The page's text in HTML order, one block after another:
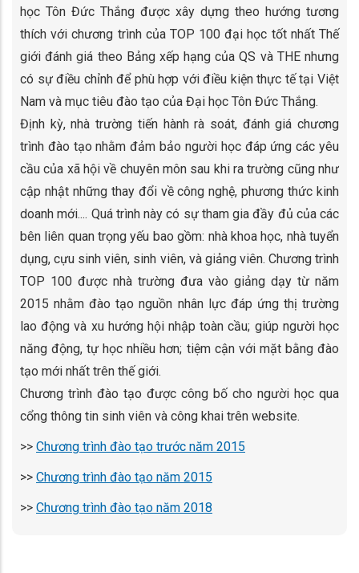
học Tôn Đức Thắng được xây dựng theo hướng tương
thích với chương trình của TOP 100 đại học tốt nhất Thế
giới đánh giá theo Bảng xếp hạng của QS và THE nhưng
có sự điều chỉnh để phù hợp với điều kiện thực tế tại Việt
Nam và mục tiêu đào tạo của Đại học Tôn Đức Thắng.
Định kỳ, nhà trường tiến hành rà soát, đánh giá chương
trình đào tạo nhằm đảm bảo người học đáp ứng các yêu
cầu của xã hội về chuyên môn sau khi ra trường cũng như
cập nhật những thay đổi về công nghệ, phương thức kinh
doanh mới.... Quá trình này có sự tham gia đầy đủ của các
bên liên quan trọng yếu bao gồm: nhà khoa học, nhà tuyển
dụng, cựu sinh viên, sinh viên, và giảng viên. Chương trình
TOP 100 được nhà trường đưa vào giảng dạy từ năm
2015 nhằm đào tạo nguồn nhân lực đáp ứng thị trường
lao động và xu hướng hội nhập toàn cầu; giúp người học
năng động, tự học nhiều hơn; tiệm cận với mặt bằng đào
tạo mới nhất trên thế giới.
Chương trình đào tạo được công bố cho người học qua
cổng thông tin sinh viên và công khai trên website.
>> Chương trình đào tạo trước năm 2015
>> Chương trình đào tạo năm 2015
>> Chương trình đào tạo năm 2018